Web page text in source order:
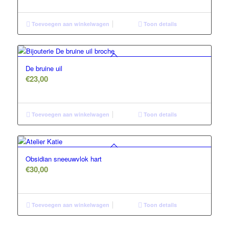
Toevoegen aan winkelwagen Toon details
De bruine uil
€23,00
Toevoegen aan winkelwagen Toon details
Obsidian sneeuwvlok hart
€30,00
Toevoegen aan winkelwagen Toon details